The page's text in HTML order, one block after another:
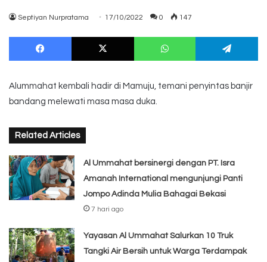
Septiyan Nurpratama 17/10/2022 0 147
Facebook X WhatsApp
Alummahat kembali hadir di Mamuju, temani penyintas banjir
bandang melewati masa masa duka.
Related Articles
Al Ummahat bersinergi dengan PT. Isra
Amanah International mengunjungi Panti
Jompo Adinda Mulia Bahagai Bekasi
7 hari ago
Yayasan Al Ummahat Salurkan 10 Truk
Tangki Air Bersih untuk Warga Terdampak